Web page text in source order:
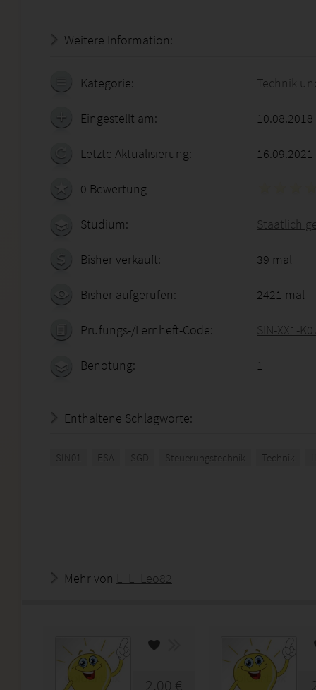
Weitere Information:
Kategorie: Technik
Eingestellt am:
Letzte Aktualisierung: 16.09.2021
0 Bewertung
Studium: Staatlich
Bisher verkauft: 39 mal
Bisher aufgerufen: 2421 mal
Prüfungs-/Lernheft-Code: SIN-XX1-
Benotung: 1
Enthaltene Schlagworte:
SIN01 ESA SGD Steuerungstechnik Technik
Mehr von L_L_Leo82
2,00 €